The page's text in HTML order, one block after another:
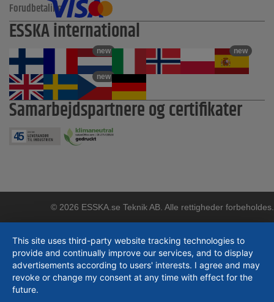
Forudbetaling
ESSKA international
new new
new
Samarbejdspartnere og certifikater
© 2026 ESSKA.se Teknik AB. Alle rettigheder forbeholdes.
This site uses third-party website tracking technologies to
provide and continually improve our services, and to display
advertisements according to users' interests. I agree and may
revoke or change my consent at any time with effect for the
future.